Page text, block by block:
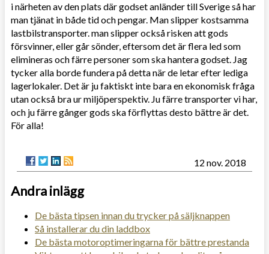
i närheten av den plats där godset anländer till Sverige så har
man tjänat in både tid och pengar. Man slipper kostsamma
lastbilstransporter. man slipper också risken att gods
försvinner, eller går sönder, eftersom det är flera led som
elimineras och färre personer som ska hantera godset. Jag
tycker alla borde fundera på detta när de letar efter lediga
lagerlokaler. Det är ju faktiskt inte bara en ekonomisk fråga
utan också bra ur miljöperspektiv. Ju färre transporter vi har,
och ju färre gånger gods ska förflyttas desto bättre är det.
För alla!
12 nov. 2018
Andra inlägg
De bästa tipsen innan du trycker på säljknappen
Så installerar du din laddbox
De bästa motoroptimeringarna för bättre prestanda